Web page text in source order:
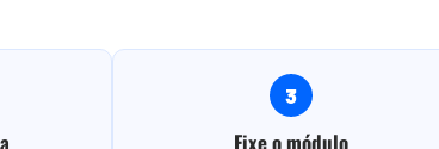
3
Fixe o módulo